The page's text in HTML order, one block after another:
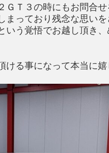
ＧＴ３の時にもお問合
まっており残念な思い
いう覚悟でお越し頂き
る事になって本当に嬉